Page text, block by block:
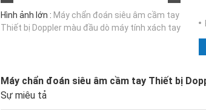
Hình ảnh lớn : Máy chẩn đoán siêu âm cầm tay
Thiết bị Doppler màu đầu dò máy tính xách tay
Máy chẩn đoán siêu âm cầm tay Thiết bị
Sự miêu tả